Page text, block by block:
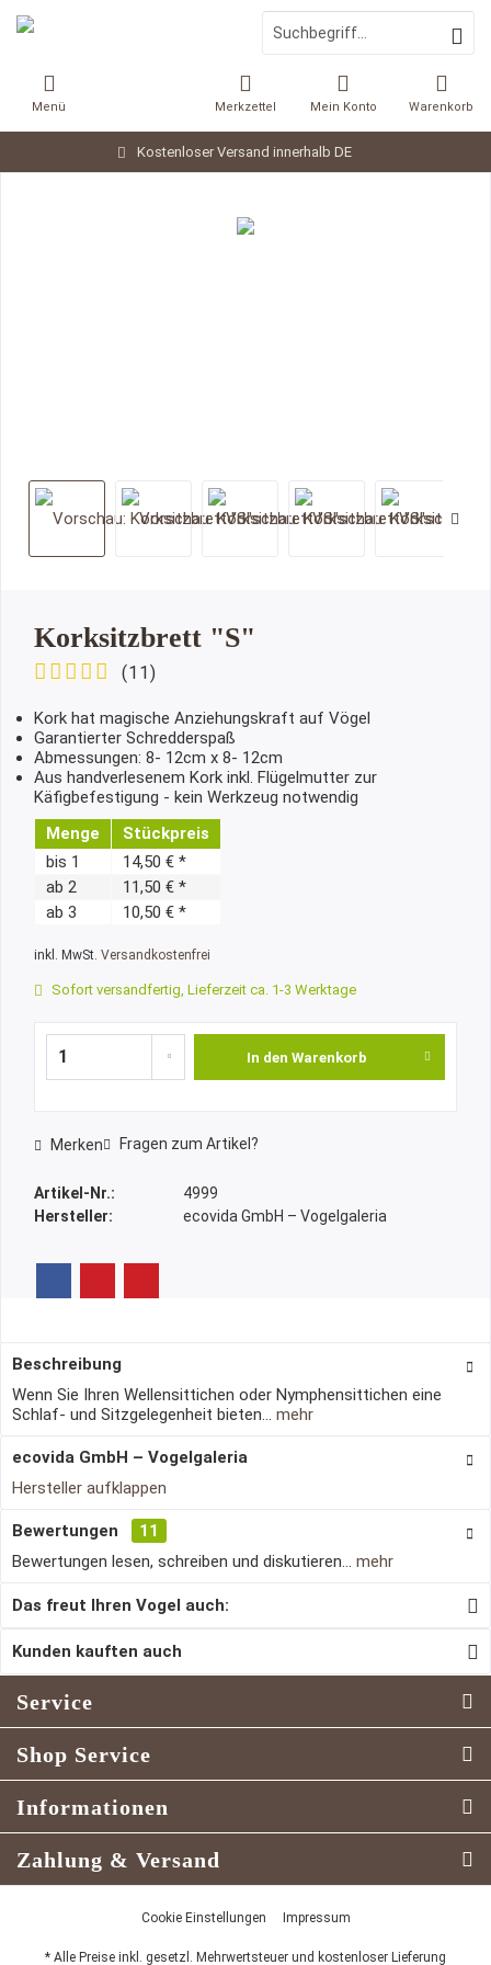
Kostenloser Versand innerhalb DE
Warenkorb
Merkzettel Mein Konto
Menü
Korksitzbrett "S"
(11)
Kork hat magische Anziehungskraft auf Vögel
Garantierter Schredderspaß
Abmessungen: 8- 12cm x 8- 12cm
Aus handverlesenem Kork inkl. Flügelmutter zur
Käfigbefestigung - kein Werkzeug notwendig
Menge
Stückpreis
bis 1
14,50 € *
ab 2
11,50 € *
ab 3 10,50 € *
inkl. MwSt. Versandkostenfrei
Sofort versandfertig, Lieferzeit ca. 1-3 Werktage
In den Warenkorb
Merken Fragen zum Artikel?
Artikel-Nr.:
4999
Hersteller:
ecovida GmbH – Vogelgaleria
Beschreibung
Wenn Sie Ihren Wellensittichen oder Nymphensittichen eine
Schlaf- und Sitzgelegenheit bieten... mehr
ecovida GmbH – Vogelgaleria
Hersteller aufklappen
Bewertungen
11
Bewertungen lesen, schreiben und diskutieren... mehr
Das freut Ihren Vogel auch:
Kunden kauften auch
Service
Shop Service
Informationen
Zahlung & Versand
Cookie Einstellungen Impressum
* Alle Preise inkl. gesetzl. Mehrwertsteuer und kostenloser Lieferung